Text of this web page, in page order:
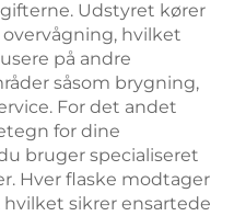
Udstyret kører
hvilket
på andre
såsom brygning,
For det andet
for dine
bruger specialiseret
Hver flaske modtager
sikrer ensartede